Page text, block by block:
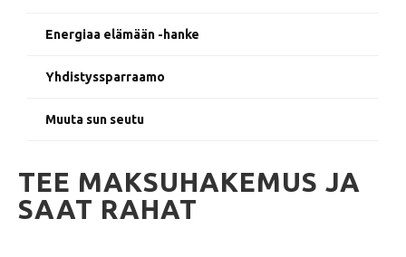
Energiaa elämään -hanke
Yhdistyssparraamo
Muuta sun seutu
TEE MAKSUHAKEMUS JA
SAAT RAHAT